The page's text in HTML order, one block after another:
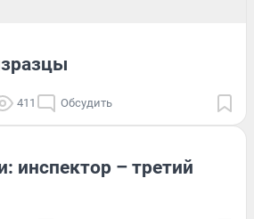
411 Обсудить
инспектор – третий